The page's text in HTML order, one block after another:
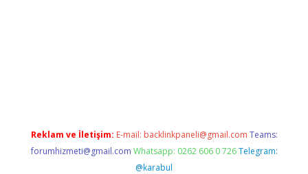
Reklam ve İletişim: E-mail: backlinkpaneli@gmail.com Teams:
forumhizmeti@gmail.com Whatsapp: 0262 606 0 726 Telegram:
@karabul